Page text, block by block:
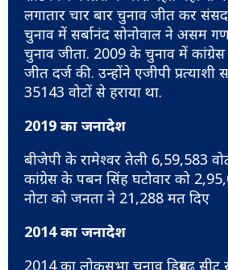
लगातार चार बार चुनाव जीत कर
चुनाव में सर्बानंद सोनोवाल ने असम
चुनाव जीता. 2009 के चुनाव में कांग्रेस
जीत दर्ज की. उन्होंने एजीपी प्रत्याशी
35143 वोटों से हराया था.
2019 का जनादेश
बीजेपी के रामेश्वर तेली 6,59,583
कांग्रेस के पबन सिंह घटोवार को
नोटा को जनता ने 21,288 मत दिए
2014 का जनादेश
2014 का लोकसभा चुनाव डिब्रूगढ़ सीट